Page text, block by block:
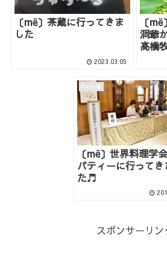
〔më〕茶蔵に行ってきま
した
2023.03.05
〔
洞爺
高橋
Photo箱
〔më〕世界料理学
パティーに行ってき
た♬
スポンサーリン